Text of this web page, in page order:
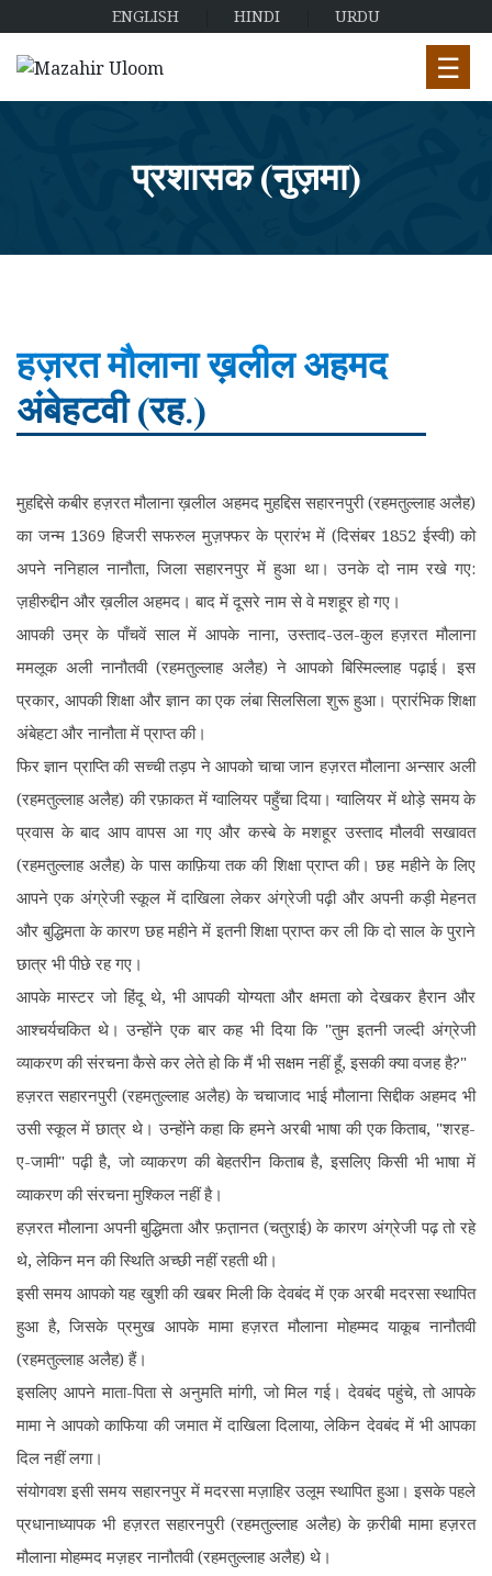
ENGLISH HINDI URDU
☰
प्रशासक (नुज़मा)
हज़रत मौलाना ख़लील अहमद
अंबेहटवी (रह.)
मुहद्दिसे कबीर हज़रत मौलाना ख़लील अहमद मुहद्दिस सहारनपुरी (रहमतुल्लाह अलैह)
का जन्म 1369 हिजरी सफरुल मुज़फ्फर के प्रारंभ में (दिसंबर 1852 ईस्वी) को
अपने ननिहाल नानौता, जिला सहारनपुर में हुआ था। उनके दो नाम रखे गए:
ज़हीरुद्दीन और ख़लील अहमद। बाद में दूसरे नाम से वे मशहूर हो गए।
आपकी उम्र के पाँचवें साल में आपके नाना, उस्ताद-उल-कुल हज़रत मौलाना
ममलूक अली नानौतवी (रहमतुल्लाह अलैह) ने आपको बिस्मिल्लाह पढ़ाई। इस
प्रकार, आपकी शिक्षा और ज्ञान का एक लंबा सिलसिला शुरू हुआ। प्रारंभिक शिक्षा
अंबेहटा और नानौता में प्राप्त की।
फिर ज्ञान प्राप्ति की सच्ची तड़प ने आपको चाचा जान हज़रत मौलाना अन्सार अली
(रहमतुल्लाह अलैह) की रफ़ाकत में ग्वालियर पहुँचा दिया। ग्वालियर में थोड़े समय के
प्रवास के बाद आप वापस आ गए और कस्बे के मशहूर उस्ताद मौलवी सखावत
(रहमतुल्लाह अलैह) के पास काफ़िया तक की शिक्षा प्राप्त की। छह महीने के लिए
आपने एक अंग्रेजी स्कूल में दाखिला लेकर अंग्रेजी पढ़ी और अपनी कड़ी मेहनत
और बुद्धिमता के कारण छह महीने में इतनी शिक्षा प्राप्त कर ली कि दो साल के पुराने
छात्र भी पीछे रह गए।
आपके मास्टर जो हिंदू थे, भी आपकी योग्यता और क्षमता को देखकर हैरान और
आश्चर्यचकित थे। उन्होंने एक बार कह भी दिया कि "तुम इतनी जल्दी अंग्रेजी
व्याकरण की संरचना कैसे कर लेते हो कि मैं भी सक्षम नहीं हूँ, इसकी क्या वजह है?"
हज़रत सहारनपुरी (रहमतुल्लाह अलैह) के चचाजाद भाई मौलाना सिद्दीक अहमद भी
उसी स्कूल में छात्र थे। उन्होंने कहा कि हमने अरबी भाषा की एक किताब, "शरह-
ए-जामी" पढ़ी है, जो व्याकरण की बेहतरीन किताब है, इसलिए किसी भी भाषा में
व्याकरण की संरचना मुश्किल नहीं है।
हज़रत मौलाना अपनी बुद्धिमता और फ़त़ानत (चतुराई) के कारण अंग्रेजी पढ़ तो रहे
थे, लेकिन मन की स्थिति अच्छी नहीं रहती थी।
इसी समय आपको यह खुशी की खबर मिली कि देवबंद में एक अरबी मदरसा स्थापित
हुआ है, जिसके प्रमुख आपके मामा हज़रत मौलाना मोहम्मद याकूब नानौतवी
(रहमतुल्लाह अलैह) हैं।
इसलिए आपने माता-पिता से अनुमति मांगी, जो मिल गई। देवबंद पहुंचे, तो आपके
मामा ने आपको काफिया की जमात में दाखिला दिलाया, लेकिन देवबंद में भी आपका
दिल नहीं लगा।
संयोगवश इसी समय सहारनपुर में मदरसा मज़ाहिर उलूम स्थापित हुआ। इसके पहले
प्रधानाध्यापक भी हज़रत सहारनपुरी (रहमतुल्लाह अलैह) के क़रीबी मामा हज़रत
मौलाना मोहम्मद मज़हर नानौतवी (रहमतुल्लाह अलैह) थे।